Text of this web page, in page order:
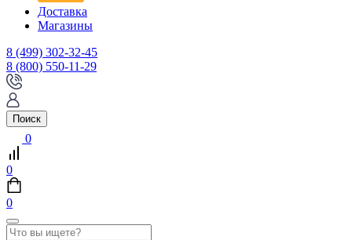
Доставка
Магазины
8 (499) 302-32-45
8 (800) 550-11-29
Поиск
0
0
0